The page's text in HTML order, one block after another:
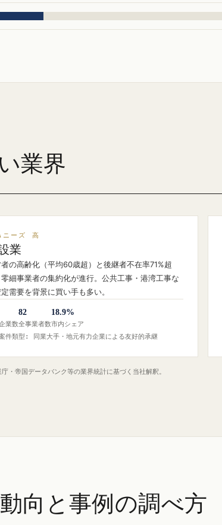
業界
ニーズ 高
業
の高齢化（平均60歳超）と後継者不在率71%超
細事業者の集約化が進行。公共工事・港湾工事な
需要を背景に買い手も多い。
業数
82
全事業者数
18.9%
市内シェア
件類型: 同業大手・地元有力企業による友好的承継
帝国データバンク等の業界統計に基づく当社解釈。
向と事例の調べ方